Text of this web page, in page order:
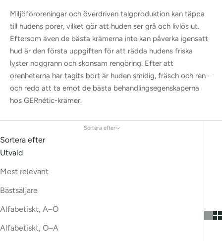
Miljöföroreningar och överdriven talgproduktion kan täppa
till hudens porer, vilket gör att huden ser grå och livlös ut.
Eftersom även de bästa krämerna inte kan påverka igensatt
hud är den första uppgiften för att rädda hudens friska
lyster noggrann och skonsam rengöring. Efter att
orenheterna har tagits bort är huden smidig, fräsch och ren –
och redo att ta emot de bästa behandlingsegenskaperna
hos GERnétic-krämer.
Sortera efter
Sortera efter
Utvald
Mest relevant
Bästsäljare
Alfabetiskt, A–Ö
Alfabetiskt, Ö–A